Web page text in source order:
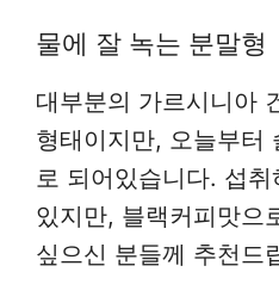
물에 잘 녹는 분말형
대부분의 가르시니아
형태이지만, 오늘부터
로 되어있습니다. 섭
있지만, 블랙커피맛으
싶으신 분들께 추천드